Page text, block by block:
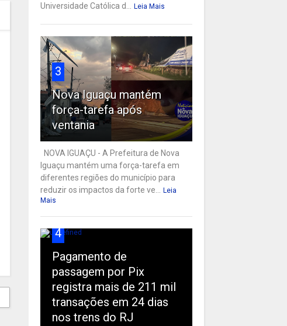
Universidade Católica d...
Leia Mais
3
Nova Iguaçu mantém
força-tarefa após
ventania
NOVA IGUAÇU - A Prefeitura de Nova
Iguaçu mantém uma força-tarefa em
diferentes regiões do município para
reduzir os impactos da forte ve...
Leia
Mais
4
Pagamento de
passagem por Pix
registra mais de 211 mil
transações em 24 dias
nos trens do RJ